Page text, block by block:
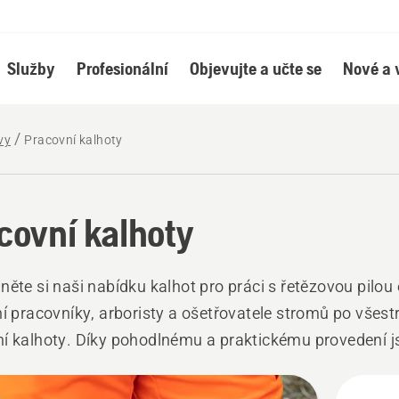
Služby Profesionální Objevujte a učte se Nové a
Pracovní kalhoty
kalhoty
si naši nabídku kalhot pro práci s řetězovou pilou
pracovníky, arboristy a ošetřovatele stromů po
kalhoty. Díky pohodlnému a praktickému provedení